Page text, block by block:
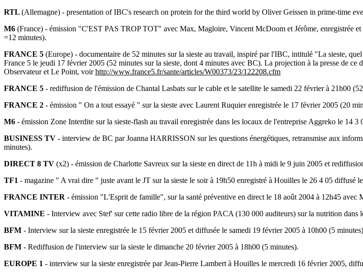
RTL (Allemagne) - presentation of IBC's research on protein for the third world by Oliver Geissen in prime-time
M6 (France) - émission "C'EST PAS TROP TOT" avec Max, Magloire, Vincent McDoom et Jérôme, enregistrée
=12 minutes).
FRANCE 5 (Europe) - documentaire de 52 minutes sur la sieste au travail, inspiré par l'IBC, intitulé "La sieste,
France 5 le jeudi 17 février 2005 (52 minutes sur la sieste, dont 4 minutes avec BC). La projection à la presse de
Observateur et Le Point, voirhttp://www.france5.fr/sante/articles/W00373/23/122208.cfm
FRANCE 5 - rediffusion de l'émission de Chantal Lasbats sur le cable et le satellite le samedi 22 février à 21h00
FRANCE 2 - émission " On a tout essayé " sur la sieste avec Laurent Ruquier enregistrée le 17 février 2005 (20
M6 - émission Zone Interdite sur la sieste-flash au travail enregistrée dans les locaux de l'entreprise Aggreko le 14 3
BUSINESS TV - interview de BC par Joanna HARRISSON sur les questions énergétiques, retransmise aux
minutes).
DIRECT 8 TV (x2) - émission de Charlotte Savreux sur la sieste en direct de 11h à midi le 9 juin 2005 et
TF1 - magazine " A vrai dire " juste avant le JT sur la sieste le soir à 19h50 enregistré à Houilles le 26 4 05 diffusé
FRANCE INTER - émission "L'Esprit de famille", sur la santé préventive en direct le 18 août 2004 à 12h45 avec
VITAMINE - Interview avec Stef' sur cette radio libre de la région PACA (130 000 auditeurs) sur la nutrition dans
BFM - Interview sur la sieste enregistrée le 15 février 2005 et diffusée le samedi 19 février 2005 à 10h00 (5
BFM - Rediffusion de l'interview sur la sieste le dimanche 20 février 2005 à 18h00 (5 minutes).
EUROPE 1 - interview sur la sieste enregistrée par Jean-Pierre Lambert à Houilles le mercredi 16 février 2005,